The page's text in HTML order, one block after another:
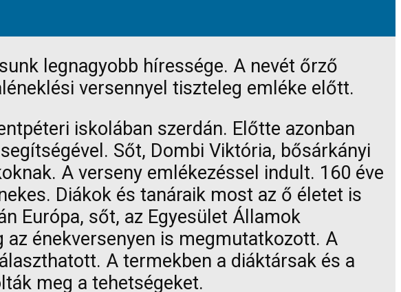
legnagyobb híressége. A nevét őrző
versennyel tiszteleg emléke előtt.
iskolában szerdán. Előtte azonban
Sőt, Dombi Viktória, bősárkányi
A verseny emlékezéssel indult. 160 éve
Diákok és tanáraik most az ő életet is
Európa, sőt, az Egyesület Államok
énekversenyen is megmutatkozott. A
A termekben a diáktársak és a
meg a tehetségeket.